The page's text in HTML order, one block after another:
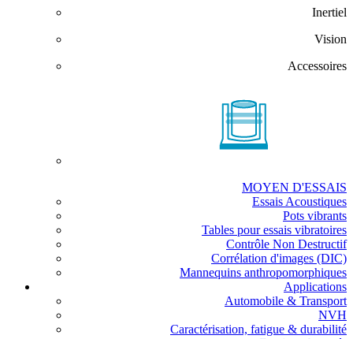
Inertiel
Vision
Accessoires
MOYEN D'ESSAIS
Essais Acoustiques
Pots vibrants
Tables pour essais vibratoires
Contrôle Non Destructif
Corrélation d'images (DIC)
Mannequins anthropomorphiques
Applications
Automobile & Transport
NVH
Caractérisation, fatigue & durabilité